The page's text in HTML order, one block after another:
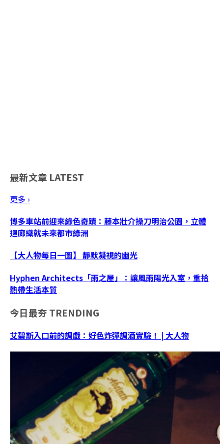
最新文章 LATEST
更多 ›
博多車站前迎來綠色奇蹟：藤本壯介操刀明治公園，立體
迴廊織就未來都市綠洲
【大人物每日一圖】 靜默凝視的幽光
Hyphen Architects「雨之屋」：讓風雨陽光入室，重拾
熱帶生活本質
今日最夯 TRENDING
艾碧斯入口前的調戲：好色炸彈調酒實驗！ | 大人物